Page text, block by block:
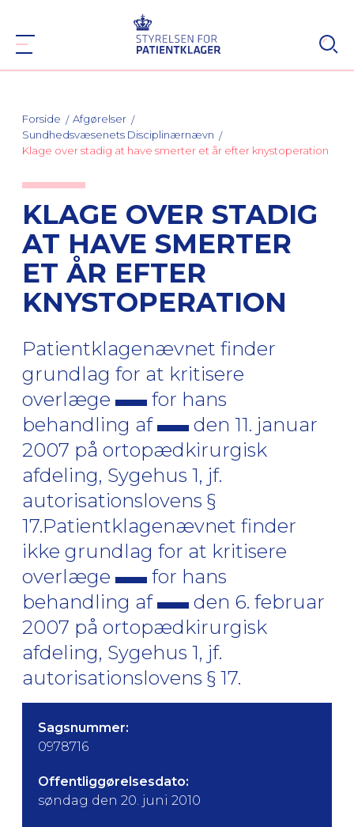
Forside
Afgørelser
Sundhedsvæsenets Disciplinærnævn
Klage over stadig at have smerter et år efter knystoperation
KLAGE OVER STADIG
AT HAVE SMERTER
ET ÅR EFTER
KNYSTOPERATION
Patientklagenævnet finder
grundlag for at kritisere
overlæge
for hans
behandling af
den 11. januar
2007 på ortopædkirurgisk
afdeling, Sygehus 1, jf.
autorisationslovens §
17.Patientklagenævnet finder
ikke grundlag for at kritisere
overlæge
for hans
behandling af
den 6. februar
2007 på ortopædkirurgisk
afdeling, Sygehus 1, jf.
autorisationslovens § 17.
Sagsnummer:
0978716
Offentliggørelsesdato:
søndag den 20. juni 2010